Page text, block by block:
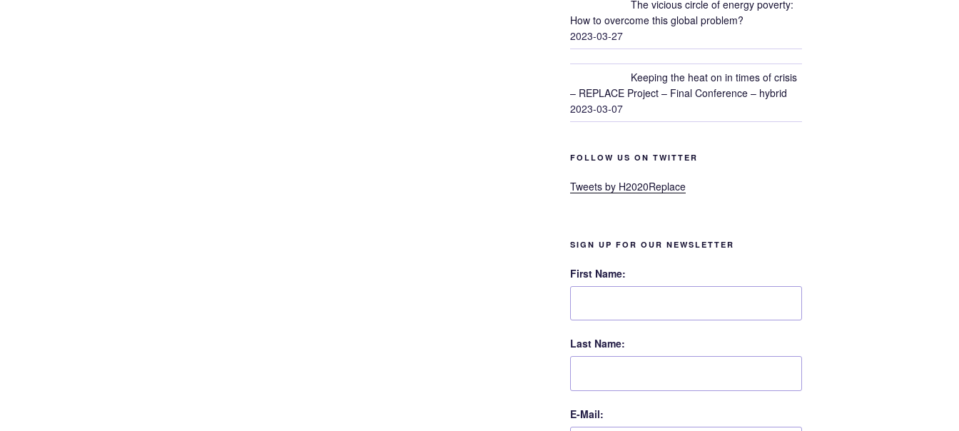
The vicious circle of energy poverty:
How to overcome this global problem?
2023-03-27
Keeping the heat on in times of crisis
– REPLACE Project – Final Conference – hybrid
2023-03-07
FOLLOW US ON TWITTER
Tweets by H2020Replace
SIGN UP FOR OUR NEWSLETTER
First Name:
Last Name:
E-Mail: